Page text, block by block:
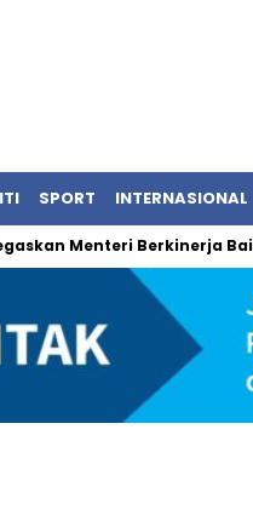
SPORT INTERNASIONAL
Menteri Berkinerja Baik